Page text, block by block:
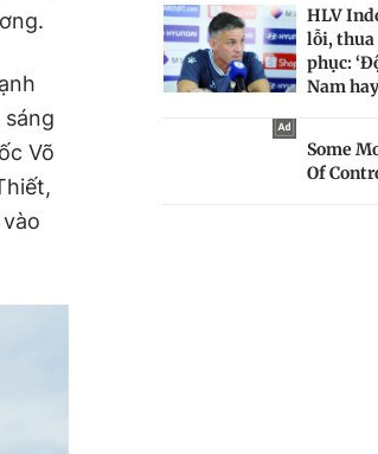
Võ